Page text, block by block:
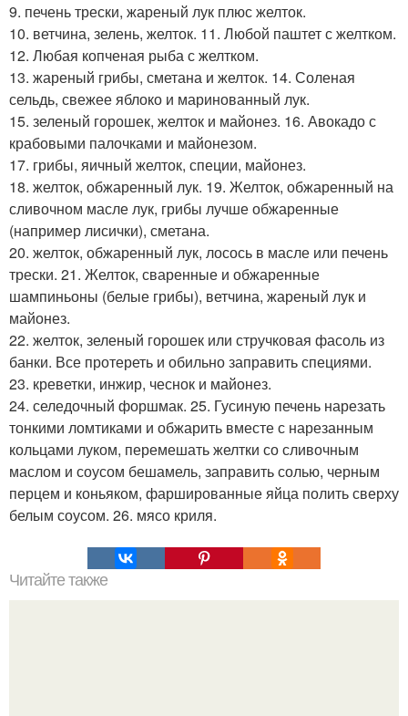
9. печень трески, жареный лук плюс желток.
10. ветчина, зелень, желток. 11. Любой паштет с желтком.
12. Любая копченая рыба с желтком.
13. жареный грибы, сметана и желток. 14. Соленая
сельдь, свежее яблоко и маринованный лук.
15. зеленый горошек, желток и майонез. 16. Авокадо с
крабовыми палочками и майонезом.
17. грибы, яичный желток, специи, майонез.
18. желток, обжаренный лук. 19. Желток, обжаренный на
сливочном масле лук, грибы лучше обжаренные
(например лисички), сметана.
20. желток, обжаренный лук, лосось в масле или печень
трески. 21. Желток, сваренные и обжаренные
шампиньоны (белые грибы), ветчина, жареный лук и
майонез.
22. желток, зеленый горошек или стручковая фасоль из
банки. Все протереть и обильно заправить специями.
23. креветки, инжир, чеснок и майонез.
24. селедочный форшмак. 25. Гусиную печень нарезать
тонкими ломтиками и обжарить вместе с нарезанным
кольцами луком, перемешать желтки со сливочным
маслом и соусом бешамель, заправить солью, черным
перцем и коньяком, фаршированные яйца полить сверху
белым соусом. 26. мясо криля.
Читайте также